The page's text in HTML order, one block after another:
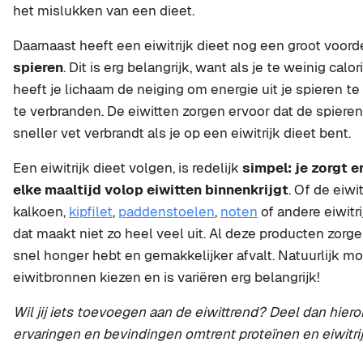
het mislukken van een dieet.
Daarnaast heeft een eiwitrijk dieet nog een groot
spieren. Dit is erg belangrijk, want als je te weinig
heeft je lichaam de neiging om energie uit je spieren
te verbranden. De eiwitten zorgen ervoor dat de
sneller vet verbrandt als je op een eiwitrijk dieet bent.
Een eiwitrijk dieet volgen, is redelijk simpel: je zorgt
elke maaltijd volop eiwitten binnenkrijgt. Of de
kalkoen, kipfilet, paddenstoelen, noten of andere
dat maakt niet zo heel veel uit. Al deze producten
snel honger hebt en gemakkelijker afvalt. Natuurlijk
eiwitbronnen kiezen en is variëren erg belangrijk!
Wil jij iets toevoegen aan de eiwittrend? Deel dan
ervaringen en bevindingen omtrent proteïnen en